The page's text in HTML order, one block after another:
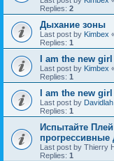
Replies: 2
Дыхание зоны
Last post by Kimbex
Replies: 1
I am the new girl
Last post by Kimbex
Replies: 1
I am the new girl
Last post by Davidlah
Replies: 1
Испытайте
прогрессивные
Last post by Thierry
Replies: 1